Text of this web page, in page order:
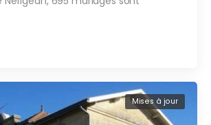
Mises à jour